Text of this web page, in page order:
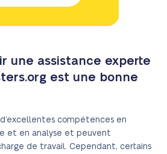
une assistance experte
est une bonne
compétences en
et en analyse et peuvent
de travail. Cependant, certains